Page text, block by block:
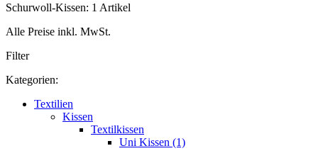
Schurwoll-Kissen: 1 Artikel
Alle Preise inkl. MwSt.
Filter
Kategorien:
Textilien
Kissen
Textilkissen
Uni Kissen (1)